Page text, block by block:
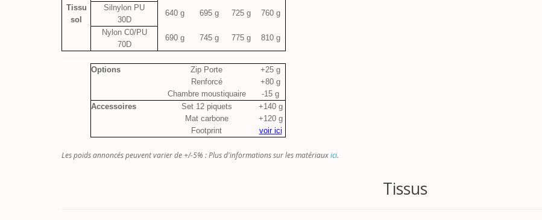
Tissu
sol
Silnylon PU
30D
640 g 695 g 725 g 760 g
Nylon C0/PU
70D
690 g 745 g 775 g 810 g
Options
Zip Porte
+25 g
Renforcé
+80 g
Chambre moustiquaire
-15 g
Accessoires
Set 12 piquets
+140 g
Mat carbone
+120 g
Footprint
voir ici
Les poids annoncés peuvent varier de +/-5% : Plus d'informations sur les matériauxici.
Tissus